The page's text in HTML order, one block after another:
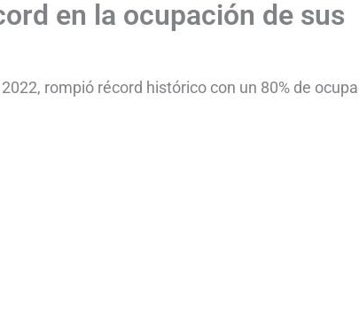
en la ocupación de sus
rompió récord histórico con un 80% de